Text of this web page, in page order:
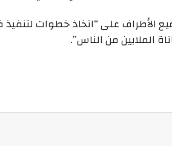
على “اتخاذ خطوات لتنفيذ
الملايين من الناس”.